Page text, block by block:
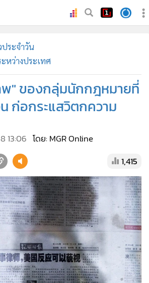
being
& SD
ประจำวัน
หว่างประเทศ
พ" ของกลุ่มนักกฎหมายที่
ก่อกระแสวิตกความ
13:06 โดย: MGR Online
1,415